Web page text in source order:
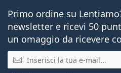
Primo ordine su
newsletter e ricevi 50
un omaggio da ricevere
E-mail